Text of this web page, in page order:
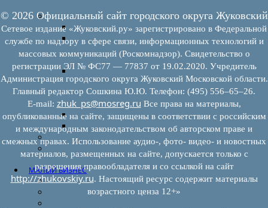
Муниципальный лесной контроль
Орган муниципального лесного контроля
Нормативно-правовые акты (НПА), регулирующие
осуществление муниципального лесного
контроля:
Управление рисками причинения вреда (ущерба)
охраняемым законом ценностям при
осуществлении государственного контроля
(надзора), муниципального контроля
Программа профилактики
Доклады муниципального лесного контроля
Муниципальный контроль за ЕТО
Муниципальный контроль в сфере
благоустройства
МАЛЫЙ БИЗНЕС
Прием предпринимателей
Новости МСП
© 2026 Официальный сайт городского округа Жуковский
Сетевое издание «Жуковский.ру» зарегистрировано в Федеральной
службе по надзору в сфере связи, информационных технологий и
массовых коммуникаций (Роскомнадзор). Свидетельство о
регистрации ЭЛ № ФС77 — 77837 от 19.02.2020. Учредитель
Администрация городского округа Жуковский Московской области.
Главный редактор Сошкина Ю.Ю. Телефон: (495) 556–65–26.
E‑mail: zhuk_ps@mosreg.ru Все права на материалы,
опубликованные на сайте, защищены в соответствии с российским
и международным законодательством об авторском праве и
смежных правах. Использование аудио-, фото- видео- и новостных
материалов, размещенных на сайте, допускается только с
разрешения правообладателя и со ссылкой на сайт
http://zhukovskiy.ru. Настоящий ресурс содержит материалы
возрастного ценза 12+»